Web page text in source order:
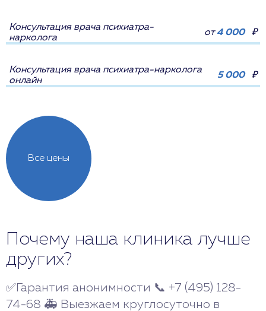
Все цены
Консультация врача психиатра-
нарколога
от4 000 ₽
Консультация врача психиатра-нарколога
онлайн
5 000 ₽
Почему наша клиника лучше
других?
✅Гарантия анонимности 📞 +7 (495) 128-
74-68 🚑 Выезжаем круглосуточно в